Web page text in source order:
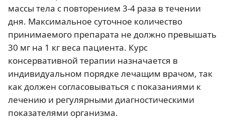
массы тела с повторением 3-4 раза в течении
дня. Максимальное суточное количество
принимаемого препарата не должно превышать
30 мг на 1 кг веса пациента. Курс
консервативной терапии назначается в
индивидуальном порядке лечащим врачом, так
как должен согласовываться с показаниями к
лечению и регулярными диагностическими
показателями организма.